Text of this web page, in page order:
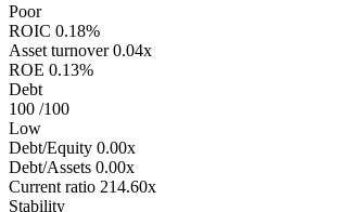
Poor
ROIC 0.18%
Asset turnover 0.04x
ROE 0.13%
Debt
100 /100
Low
Debt/Equity 0.00x
Debt/Assets 0.00x
Current ratio 214.60x
Stability